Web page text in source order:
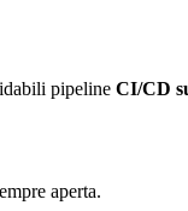
pipeline CI/CD
aperta.